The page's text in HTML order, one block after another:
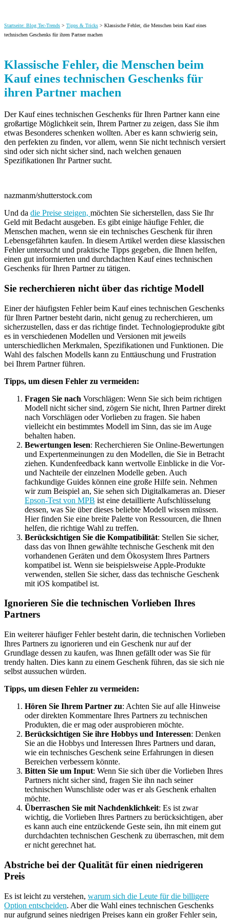
Startseite: Blog Tec-Trends > Tipps & Tricks > Klassische Fehler, die Menschen beim Kauf eines
technischen Geschenks für ihren Partner machen
Klassische Fehler, die Menschen beim
Kauf eines technischen Geschenks für
ihren Partner machen
Der Kauf eines technischen Geschenks für Ihren Partner kann eine
großartige Möglichkeit sein, Ihrem Partner zu zeigen, dass Sie ihm
etwas Besonderes schenken wollten. Aber es kann schwierig sein,
den perfekten zu finden, vor allem, wenn Sie nicht technisch versiert
sind oder sich nicht sicher sind, nach welchen genauen
Spezifikationen Ihr Partner sucht.
nazmanm/shutterstock.com
Und da die Preise steigen, möchten Sie sicherstellen, dass Sie Ihr
Geld mit Bedacht ausgeben. Es gibt einige häufige Fehler, die
Menschen machen, wenn sie ein technisches Geschenk für ihren
Lebensgefährten kaufen. In diesem Artikel werden diese klassischen
Fehler untersucht und praktische Tipps gegeben, die Ihnen helfen,
einen gut informierten und durchdachten Kauf eines technischen
Geschenks für Ihren Partner zu tätigen.
Sie recherchieren nicht über das richtige Modell
Einer der häufigsten Fehler beim Kauf eines technischen Geschenks
für Ihren Partner besteht darin, nicht genug zu recherchieren, um
sicherzustellen, dass er das richtige findet. Technologieprodukte gibt
es in verschiedenen Modellen und Versionen mit jeweils
unterschiedlichen Merkmalen, Spezifikationen und Funktionen. Die
Wahl des falschen Modells kann zu Enttäuschung und Frustration
bei Ihrem Partner führen.
Tipps, um diesen Fehler zu vermeiden:
Fragen Sie nach Vorschlägen: Wenn Sie sich beim richtigen
Modell nicht sicher sind, zögern Sie nicht, Ihren Partner direkt
nach Vorschlägen oder Vorlieben zu fragen. Sie haben
vielleicht ein bestimmtes Modell im Sinn, das sie im Auge
behalten haben.
Bewertungen lesen: Recherchieren Sie Online-Bewertungen
und Expertenmeinungen zu den Modellen, die Sie in Betracht
ziehen. Kundenfeedback kann wertvolle Einblicke in die Vor-
und Nachteile der einzelnen Modelle geben. Auch
fachkundige Guides können eine große Hilfe sein. Nehmen
wir zum Beispiel an, Sie sehen sich Digitalkameras an. Dieser
Epson-Test von MPB ist eine detaillierte Aufschlüsselung
dessen, was Sie über dieses beliebte Modell wissen müssen.
Hier finden Sie eine breite Palette von Ressourcen, die Ihnen
helfen, die richtige Wahl zu treffen.
Berücksichtigen Sie die Kompatibilität: Stellen Sie sicher,
dass das von Ihnen gewählte technische Geschenk mit den
vorhandenen Geräten und dem Ökosystem Ihres Partners
kompatibel ist. Wenn sie beispielsweise Apple-Produkte
verwenden, stellen Sie sicher, dass das technische Geschenk
mit iOS kompatibel ist.
Ignorieren Sie die technischen Vorlieben Ihres
Partners
Ein weiterer häufiger Fehler besteht darin, die technischen Vorlieben
Ihres Partners zu ignorieren und ein Geschenk nur auf der
Grundlage dessen zu kaufen, was Ihnen gefällt oder was Sie für
trendy halten. Dies kann zu einem Geschenk führen, das sie sich nie
selbst aussuchen würden.
Tipps, um diesen Fehler zu vermeiden:
Hören Sie Ihrem Partner zu: Achten Sie auf alle Hinweise
oder direkten Kommentare Ihres Partners zu technischen
Produkten, die er mag oder ausprobieren möchte.
Berücksichtigen Sie ihre Hobbys und Interessen: Denken
Sie an die Hobbys und Interessen Ihres Partners und daran,
wie ein technisches Geschenk seine Erfahrungen in diesen
Bereichen verbessern könnte.
Bitten Sie um Input: Wenn Sie sich über die Vorlieben Ihres
Partners nicht sicher sind, fragen Sie ihn nach seiner
technischen Wunschliste oder was er als Geschenk erhalten
möchte.
Überraschen Sie mit Nachdenklichkeit: Es ist zwar
wichtig, die Vorlieben Ihres Partners zu berücksichtigen, aber
es kann auch eine entzückende Geste sein, ihn mit einem gut
durchdachten technischen Geschenk zu überraschen, mit dem
er nicht gerechnet hat.
Abstriche bei der Qualität für einen niedrigeren
Preis
Es ist leicht zu verstehen, warum sich die Leute für die billigere
Option entscheiden. Aber die Wahl eines technischen Geschenks
nur aufgrund seines niedrigen Preises kann ein großer Fehler sein,